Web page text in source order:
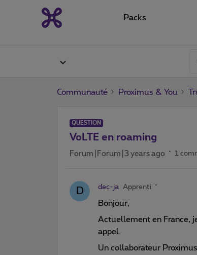
Packs
Communauté Proximus & You
QUESTION
VoLTE en roaming
Forum|Forum|3 years ago 1
D dec-ja Apprenti
Bonjour,
Actuellement en France,
appel.
Un collaborateur Proximus